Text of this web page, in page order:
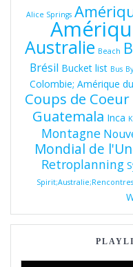
Alice Springs
Australie Beach
Brésil Bucket list Bus
Colombie; Amérique
Coups de Coeur
Guatemala Inca
Montagne
Mondial de
Retroplanning
Spirit;Australie;Rencontres